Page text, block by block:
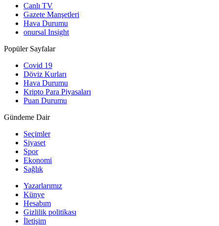
Canlı TV
Gazete Manşetleri
Hava Durumu
onursal Insight
Popüler Sayfalar
Covid 19
Döviz Kurları
Hava Durumu
Kripto Para Piyasaları
Puan Durumu
Gündeme Dair
Seçimler
Siyaset
Spor
Ekonomi
Sağlık
Yazarlarımız
Künye
Hesabım
Gizlilik politikası
İletişim